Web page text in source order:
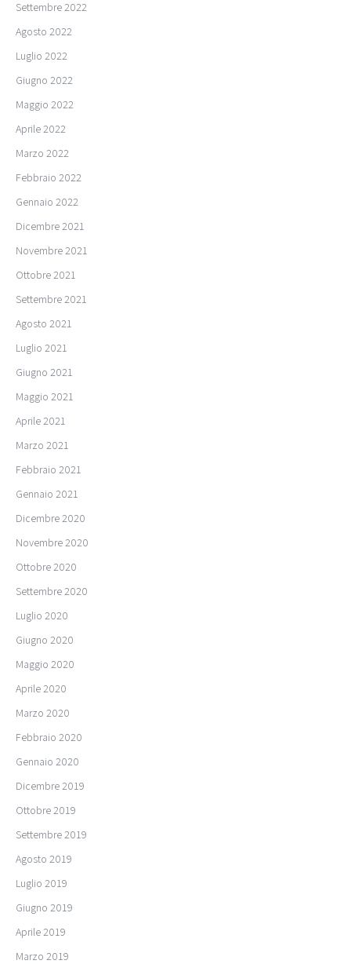
Settembre 2022
Agosto 2022
Luglio 2022
Giugno 2022
Maggio 2022
Aprile 2022
Marzo 2022
Febbraio 2022
Gennaio 2022
Dicembre 2021
Novembre 2021
Ottobre 2021
Settembre 2021
Agosto 2021
Luglio 2021
Giugno 2021
Maggio 2021
Aprile 2021
Marzo 2021
Febbraio 2021
Gennaio 2021
Dicembre 2020
Novembre 2020
Ottobre 2020
Settembre 2020
Luglio 2020
Giugno 2020
Maggio 2020
Aprile 2020
Marzo 2020
Febbraio 2020
Gennaio 2020
Dicembre 2019
Ottobre 2019
Settembre 2019
Agosto 2019
Luglio 2019
Giugno 2019
Aprile 2019
Marzo 2019